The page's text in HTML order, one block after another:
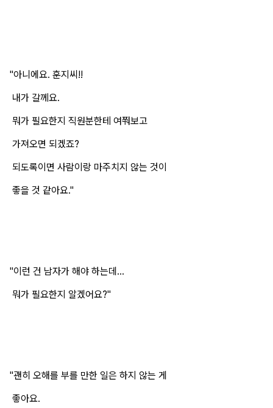
"아니에요. 훈지씨!!
내가 갈께요.
뭐가 필요한지 직원분한테 여쭤보고
가져오면 되겠죠?
되도록이면 사람이랑 마주치지 않는 것이
좋을 것 같아요."
"이런 건 남자가 해야 하는데...
뭐가 필요한지 알겠어요?"
"괜히 오해를 부를 만한 일은 하지 않는 게
좋아요.